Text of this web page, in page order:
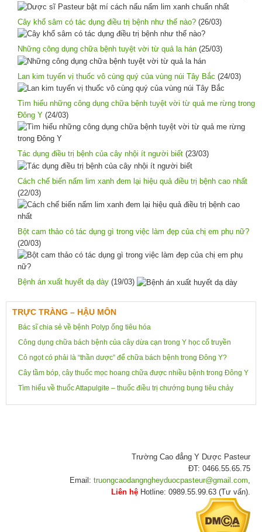
Cây khổ sâm có tác dụng điều trị bệnh như thế nào? (26/03)
Những công dụng chữa bệnh tuyệt vời từ quả la hán (25/03)
Lan kim tuyến vị thuốc vô cùng quý của vùng núi Tây Bắc (24/03)
Tìm hiểu những công dụng chữa bệnh tuyệt vời từ quả me rừng trong
Đông Y (24/03)
Tác dụng điều trị bệnh của cây nhội ít người biết (23/03)
Cách chế biến nấm lim xanh đem lại hiệu quả điều trị bệnh cao nhất
(22/03)
Bột cam thảo có tác dụng gì trong việc làm đẹp của chị em phụ nữ?
(20/03)
Bệnh án xuất huyết dạ dày (19/03)
TRỰC TRÀNG – HẬU MÔN
Bác sĩ chia sẻ về bệnh Polyp ống tiêu hóa
Công dụng chữa bách bệnh của cây dừa cạn trong Y học cổ truyền
Cỏ ngọt có phải là “thần dược” để chữa bách bệnh trong Đông Y?
Cây tầm bóp, cây thuốc mọc hoang chữa được nhiều bệnh trong Đông Y
Tìm hiểu về thuốc Attapulgite – thuốc điều trị chướng bụng tiêu chảy
Trường Cao đẳng Y Dược Pasteur
ĐT: 0466.55.65.75
Email: truongcaodangngheyduocpasteur@gmail.com
Liên hệ Hotline: 0989.55.99.63 (Tư vấn).